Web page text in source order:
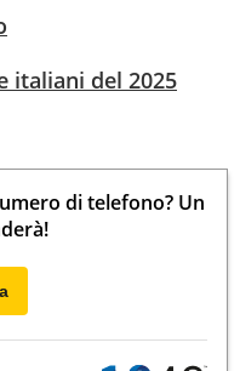
italiani del 2025
di telefono? Un